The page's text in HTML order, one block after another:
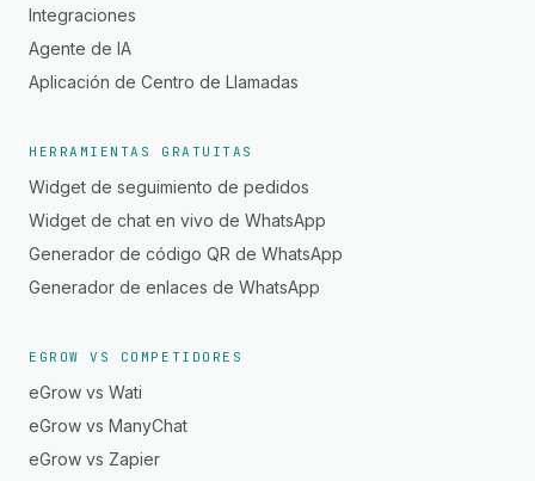
Integraciones
Agente de IA
Aplicación de Centro de Llamadas
HERRAMIENTAS GRATUITAS
Widget de seguimiento de pedidos
Widget de chat en vivo de WhatsApp
Generador de código QR de WhatsApp
Generador de enlaces de WhatsApp
EGROW VS COMPETIDORES
eGrow vs Wati
eGrow vs ManyChat
eGrow vs Zapier